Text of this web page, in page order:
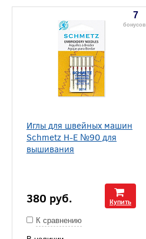
7
бонусов
Иглы для швейных машин
Schmetz H-E №90 для
вышивания
380 руб. Купить
К сравнению